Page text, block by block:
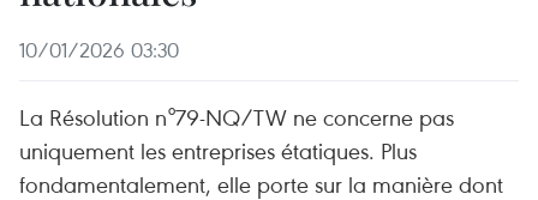
10/01/2026 03:30
La Résolution n°79-NQ/TW ne concerne pas
uniquement les entreprises étatiques. Plus
fondamentalement, elle porte sur la manière dont